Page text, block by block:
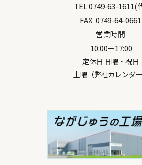
TEL0749-63-1611(
FAX 0749-64-0661
営業時間
10:00－17:00
定休日 日曜・祝日
土曜（弊社カレンダー